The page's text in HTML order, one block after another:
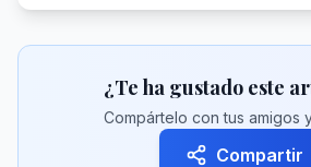
¿Te ha gustado este
Compártelo con tus amigos
Compartir